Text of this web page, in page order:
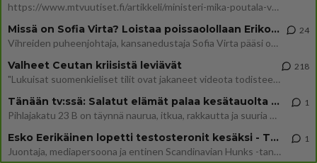
https://www.mtvuutiset.fi/artikkeli/ministeri-mika-poutala-vakavassa-onnettomuudessa/9375980 Kumma kun jutussa ei manit
Missä on Sofia Virta? Loistaa poissaolollaan Erikoisjoukot uudelta kaudelta
Vihreiden puheenjohtaja, kansanedustaja Sofia Virta pääsi otsikoihin, kun tieto hänen osallistumisestaan Erikoisjoukot-k
24
Valheet Ceutan kriisistä leviävät
"Lukuisat suomenkieliset tilit ovat jakaneet videota todisteena siitä, että siirtolaisjoukot aiheuttavat edelleen Ceutas
218
Tänään tv:ssä: Salatut elämät palaa kesätauolta - Tässä hieman juonipaljastuksia
Pihlajakatu 23 B on täynnä naurua, itkua, rakkautta ja suuria salaisuuksia. Suomalaisten yksi pitkäikäisimmistä draamas
1
Esko Eerikäinen lopetti testosteronit kesäksi - Tämä ikävä vaikutus iski heti
Juontaja, mediapersoona ja entinen Scandinavian Hunks -tanssija Esko Eerikäinen on tunnettu avoimuudestaan. Nyt Eerikäi
1